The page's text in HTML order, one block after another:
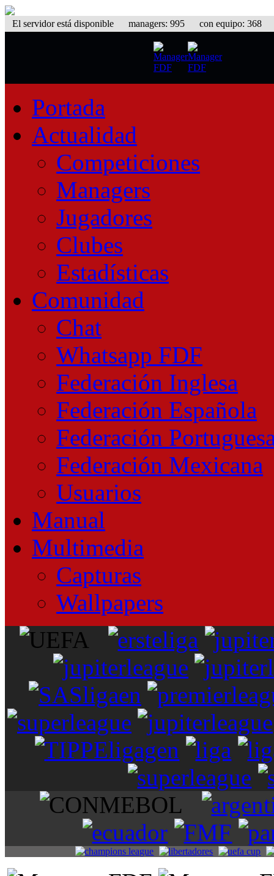
El servidor está disponible managers: 995 con equipo: 368
Portada
Actualidad
Competiciones
Managers
Jugadores
Clubes
Estadísticas
Comunidad
Chat
Whatsapp FDF
Federación Inglesa
Federación Española
Federación
Federación Mexicana
Usuarios
Manual
Multimedia
Capturas
Wallpapers